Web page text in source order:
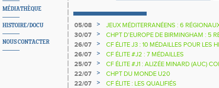
MÉDIATHÈQUE
HISTOIRE/DOCU
NOUS CONTACTER
05/08 >
JEUX MÉDITERRANÉENS : 6
30/07
>
CHPT D'EUROPE DE BIRMINGHAM : 5
26/07
>
CF ÉLITE J3 : 10 MÉDAILLES POUR LES
26/07
>
CF ÉLITE #J2 : 7 MÉDAILLES
25/07
>
CF ÉLITE #J1 : ALIZÉE MINARD (AUC)
NATIONALE
22/07 >
CHPT DU MONDE U20
22/07
>
CF ÉLITE : LES QUALIFIÉS